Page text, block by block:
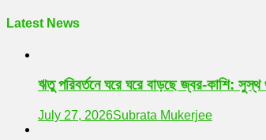
Latest News
ঋতু পরিবর্তনে ঘরে ঘরে বাড়ছে জ্বর-কাশি:
July 27, 2026Subrata Mukerjee